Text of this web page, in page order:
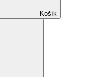
Košík